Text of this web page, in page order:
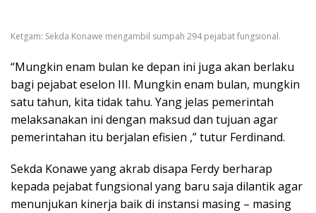
Ketgam: Sekda Konawe mengambil sumpah 294 pejabat fungsional.
“Mungkin enam bulan ke depan ini juga akan berlaku
bagi pejabat eselon III. Mungkin enam bulan, mungkin
satu tahun, kita tidak tahu. Yang jelas pemerintah
melaksanakan ini dengan maksud dan tujuan agar
pemerintahan itu berjalan efisien ,” tutur Ferdinand.
Sekda Konawe yang akrab disapa Ferdy berharap
kepada pejabat fungsional yang baru saja dilantik agar
menunjukan kinerja baik di instansi masing – masing